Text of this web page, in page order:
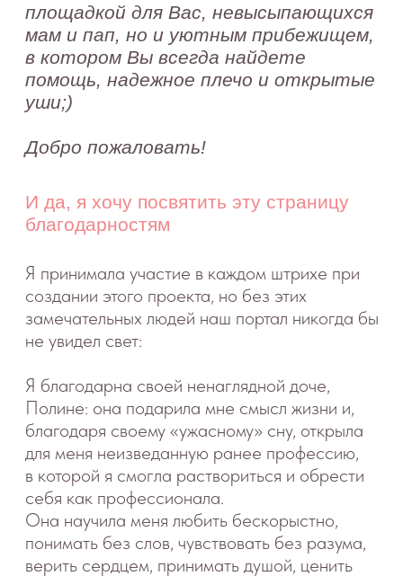
для меня неизведанную ранее профессию,
в которой я смогла раствориться и обрести
себя как профессионала.
Она научила меня любить бескорыстно,
понимать без слов, чувствовать без разума,
верить сердцем, принимать душой, ценить
и радоваться каждому мгновению.
поддержки и помощи мне бы никогда
ты всегда рядом. Ты знаешь какие-то
волшебные слова, которые всегда придают
мне сил и уверенности. У тебя всегда
ты был прекрасным отцом и таким
остаешься, а слова «Папа споёт» — лучшее
Я благодарна своим родителям, Лене
поддерживаете. Спасибо Вам! Я есть
благодаря Вам.
Я благодарна нашему консультанту
по детскому сну, Кате (Kate): она помогла
нам не только избавиться от ночных
страданий, она помогла мне вновь обрести
невероятное счастье материнства
и супружества, избавиться от чувства вины
и вдохновиться на освоение новой
профессии, приносящей радость и в Ваш
дом.